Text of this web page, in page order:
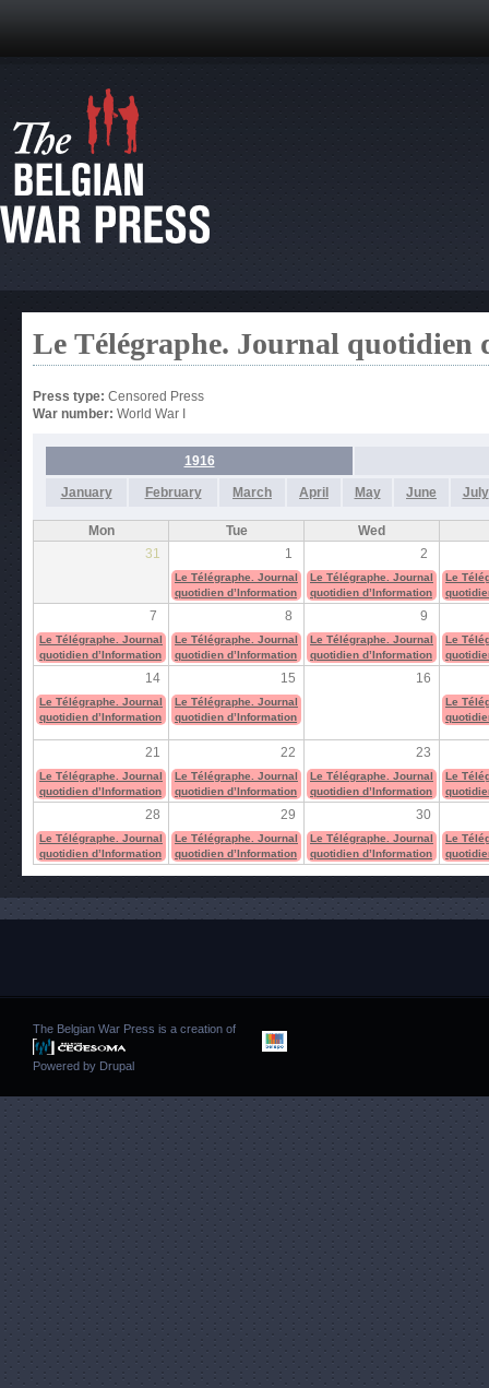
Le Télégraphe. Journal quotidien
Press type: Censored Press
War number: World War I
1916
January February March April May June July
Mon Tue
Wed
31
1 2
Le Télégraphe. Journal
quotidien d’Information
Le Télégraphe. Journal
quotidien d’Information
Le
7 8 9
Le Télégraphe. Journal
quotidien d’Information
Le Télégraphe. Journal
quotidien d’Information
Le Télégraphe. Journal
quotidien d’Information
Le
14 15 16
Le Télégraphe. Journal
quotidien d’Information
Le Télégraphe. Journal
quotidien d’Information
Le
21 22 23
Le Télégraphe. Journal
quotidien d’Information
Le Télégraphe. Journal
quotidien d’Information
Le Télégraphe. Journal
quotidien d’Information
Le
28 29 30
Le Télégraphe. Journal
quotidien d’Information
Le Télégraphe. Journal
quotidien d’Information
Le Télégraphe. Journal
quotidien d’Information
Le
The Belgian War Press is a creation of
Powered by Drupal